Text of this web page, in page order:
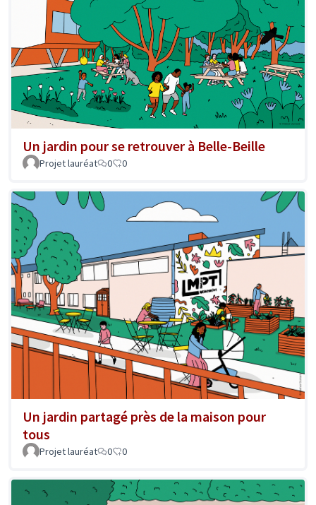
Un jardin pour se retrouver à Belle-Beille
Projet lauréat 0 0
Un jardin partagé près de la maison pour
tous
Projet lauréat 0 0